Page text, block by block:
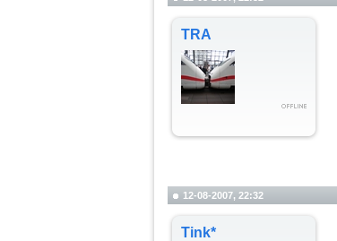
TRA
12-08-2007, 22:32
Tink*